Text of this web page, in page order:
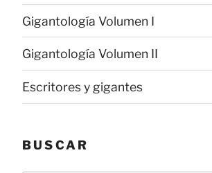
Gigantología Volumen I
Gigantología Volumen II
Escritores y gigantes
BUSCAR